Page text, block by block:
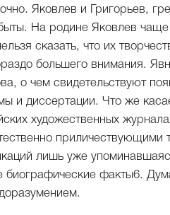
Яковлев и Григорьев,
На родине Яковлев
сказать, что их
большего внимания.
о чем свидетельствуют
и диссертации. Что же
художественных
приличествующими
лишь уже
факты6.